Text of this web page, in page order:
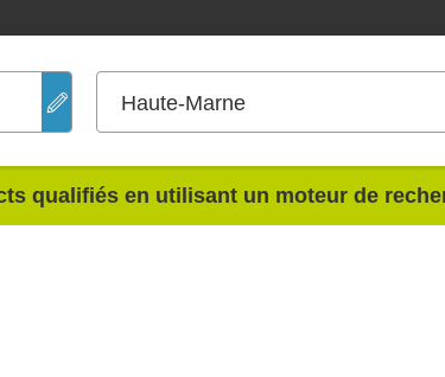
Haute-Marne
qualifiés en utilisant un moteur de